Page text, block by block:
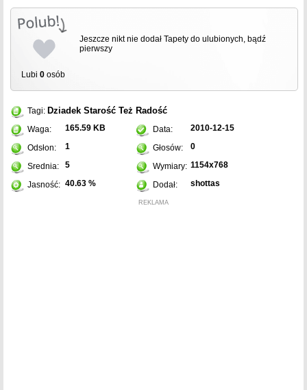
Lubi 0 osób
Jeszcze nikt nie dodał Tapety do ulubionych, bądź
pierwszy
Tagi: Dziadek Starość Też Radość
Waga: 165.59 KB Data: 2010-12-15
Odsłon: 1 Głosów: 0
Srednia: 5 Wymiary: 1154x768
Jasność: 40.63 % Dodał: shottas
REKLAMA